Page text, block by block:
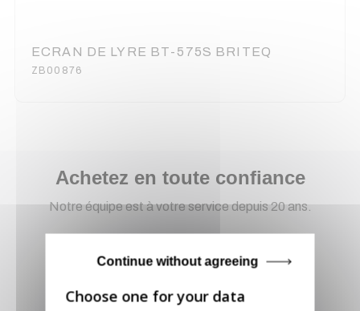
ECRAN DE LYRE BT-575S BRITEQ
ZB00876
Achetez en toute confiance
Notre équipe est à votre service depuis 20 ans.
Retirer vos produits
Continue without agreeing